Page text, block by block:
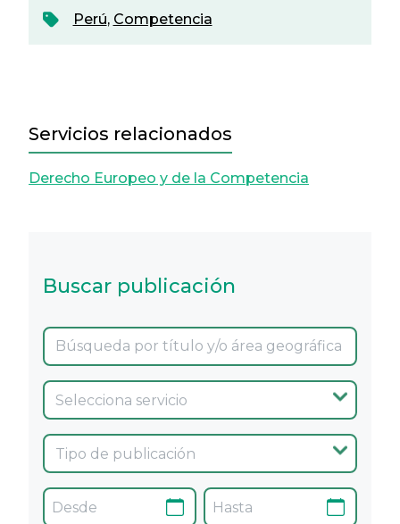
Perú, Competencia
Servicios relacionados
Derecho Europeo y de la Competencia
Buscar publicación